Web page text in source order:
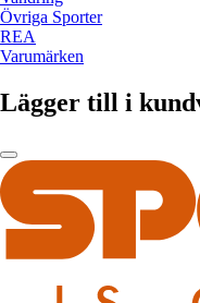
Övriga Sporter
REA
Varumärken
Lägger till i